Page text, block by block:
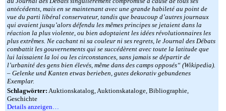
antécédents, mais en se maintenant avec une grande habileté au point de
vue du parti libéral conservateur, tandis que beaucoup d’autres journaux
qui avaient jusqu’alors défendu les mêmes principes se jetaient dans la
réaction la plus violente, ou bien adoptaient les idées révolutionnaires les
plus extrêmes. Ne cachant ni sa couleur ni ses regrets, le Journal des Débats
combattit les gouvernements qui se succédèrent avec toute la latitude que
lui laissaient la loi ou les circonstances, sans jamais se départir de
l’urbanité des gens bien élevés, même dans des camps opposés“ (Wikipedia).
– Gelenke und Kanten etwas berieben, gutes dekorativ gebundenes
Exemplar.
Schlagwörter: Auktionskatalog, Auktionskataloge, Bibliographie,
Geschichte
Details anzeigen…